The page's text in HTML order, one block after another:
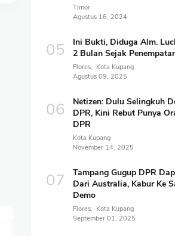
Timor
Agustus 16, 2024
Ini Bukti, Diduga Alm.
2 Bulan Sejak
Flores
Kota Kupang
Agustus 09, 2025
Netizen: Dulu Selingkuh
DPR, Kini Rebut Punya
DPR
Kota Kupang
November 14, 2025
Tampang Gugup DPR
Dari Australia, Kabur Ke
Demo
Flores
Kota Kupang
September 01, 2025